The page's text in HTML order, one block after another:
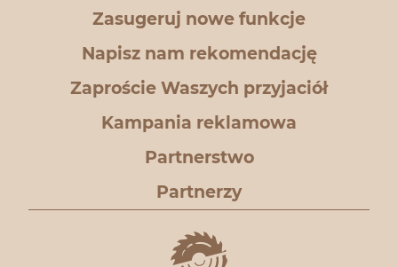
Zasugeruj nowe funkcje
Napisz nam rekomendację
Zaproście Waszych przyjaciół
Kampania reklamowa
Partnerstwo
Partnerzy